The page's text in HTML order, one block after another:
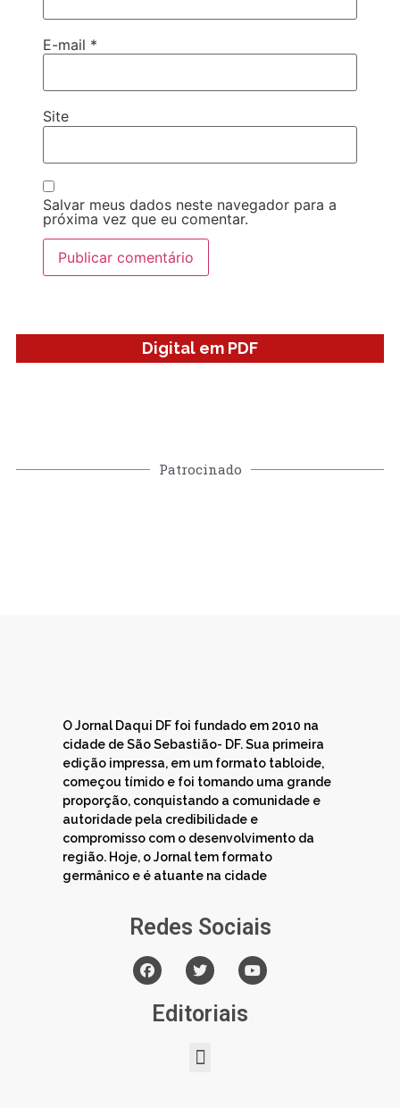
E-mail *
Site
Salvar meus dados neste navegador para a
próxima vez que eu comentar.
Digital em PDF
Patrocinado
O Jornal Daqui DF foi fundado em 2010 na
cidade de São Sebastião- DF. Sua primeira
edição impressa, em um formato tabloide,
começou tímido e foi tomando uma grande
proporção, conquistando a comunidade e
autoridade pela credibilidade e
compromisso com o desenvolvimento da
região. Hoje, o Jornal tem formato
germânico e é atuante na cidade
Redes Sociais
Editoriais